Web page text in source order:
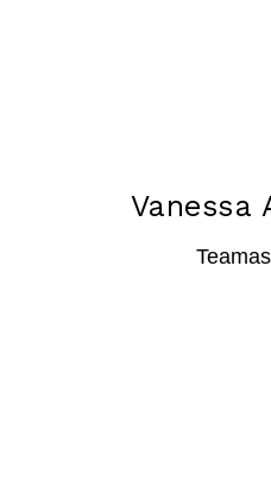
Vanessa